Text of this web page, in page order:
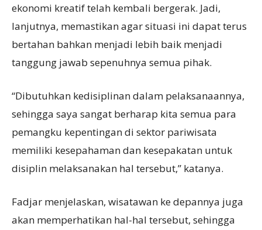
ekonomi kreatif telah kembali bergerak. Jadi,
lanjutnya, memastikan agar situasi ini dapat terus
bertahan bahkan menjadi lebih baik menjadi
tanggung jawab sepenuhnya semua pihak.
“Dibutuhkan kedisiplinan dalam pelaksanaannya,
sehingga saya sangat berharap kita semua para
pemangku kepentingan di sektor pariwisata
memiliki kesepahaman dan kesepakatan untuk
disiplin melaksanakan hal tersebut,” katanya.
Fadjar menjelaskan, wisatawan ke depannya juga
akan memperhatikan hal-hal tersebut, sehingga